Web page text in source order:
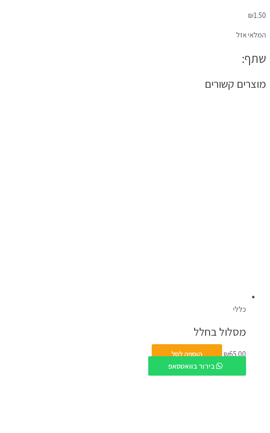
₪1.50
המלאי אזל
שתף:
מוצרים קשורים
כללי
מסלול בחלל
₪65.00
הוספה לסל
בירור בוואטסאפ